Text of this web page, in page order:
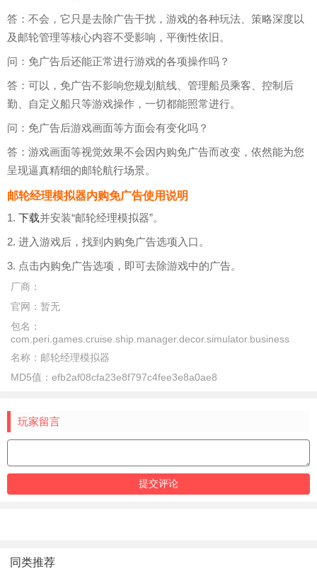
答：不会，它只是去除广告干扰，游戏的各种玩法、策略深度以
及邮轮管理等核心内容不受影响，平衡性依旧。
问：免广告后还能正常进行游戏的各项操作吗？
答：可以，免广告不影响您规划航线、管理船员乘客、控制后
勤、自定义船只等游戏操作，一切都能照常进行。
问：免广告后游戏画面等方面会有变化吗？
答：游戏画面等视觉效果不会因内购免广告而改变，依然能为您
呈现逼真精细的邮轮航行场景。
邮轮经理模拟器内购免广告使用说明
1. 下载并安装“邮轮经理模拟器”。
2. 进入游戏后，找到内购免广告选项入口。
3. 点击内购免广告选项，即可去除游戏中的广告。
厂商：
官网： 暂无
包名：
com.peri.games.cruise.ship.manager.decor.simulator.business
名称： 邮轮经理模拟器
MD5值： efb2af08cfa23e8f797c4fee3e8a0ae8
玩家留言
同类推荐